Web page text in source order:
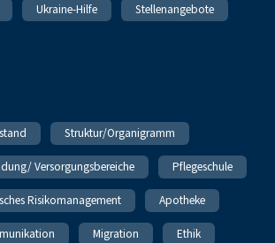
Ukraine-Hilfe Stellenangebote
Struktur/Organigramm
Versorgungsbereiche Pflegeschule
Risikomanagement Apotheke
Migration Ethik